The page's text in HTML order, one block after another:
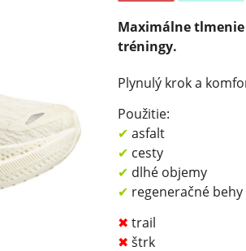
Maximálne
tréningy.
Plynulý krok a
Použitie:
✔ asfalt
✔ cesty
✔ dlhé objemy
✔ regeneračné behy
✖ trail
✖ štrk